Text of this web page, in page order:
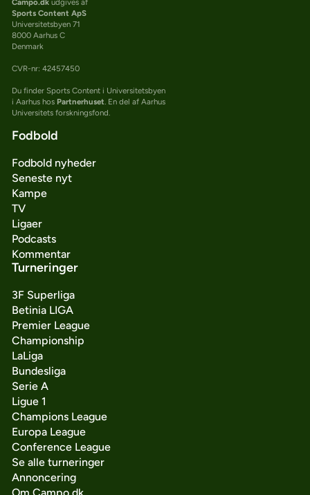
Campo.dkudgives af
Sports Content ApS
Universitetsbyen 71
8000 Aarhus C
Denmark
CVR-nr: 42457450
Du finder Sports Content i Universitetsbyen
i Aarhus hos Partnerhuset. En del af Aarhus
Universitets forskningsfond.
Fodbold
Fodbold nyheder
Seneste nyt
Kampe
TV
Ligaer
Podcasts
Kommentar
Turneringer
3F Superliga
Betinia LIGA
Premier League
Championship
LaLiga
Bundesliga
Serie A
Ligue 1
Champions League
Europa League
Conference League
Se alle turneringer
Annoncering